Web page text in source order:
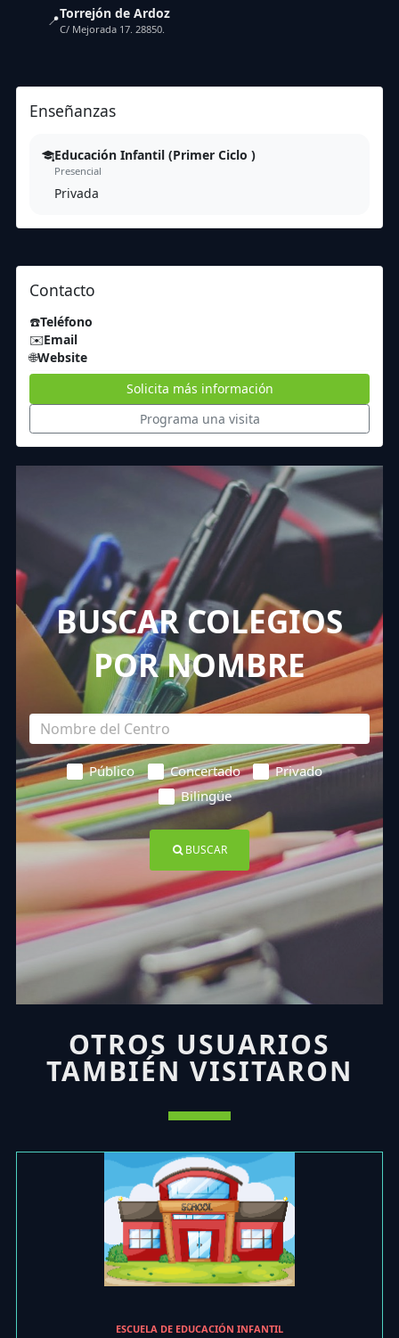
📍Torrejón de Ardoz
C/ Mejorada 17. 28850.
Enseñanzas
Educación Infantil (Primer Ciclo )
Presencial
Privada
Contacto
☎️Teléfono
✉️Email
🌐Website
Solicita más información
Programa una visita
BUSCAR COLEGIOS
POR NOMBRE
Público Concertado
Privado
Bilingüe
BUSCAR
OTROS USUARIOS
TAMBIÉN VISITARON
ESCUELA DE EDUCACIÓN INFANTIL